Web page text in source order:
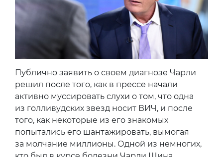
Публично заявить о своем диагнозе Чарли
решил после того, как в прессе начали
активно муссировать слухи о том, что одна
из голливудских звезд носит ВИЧ, и после
того, как некоторые из его знакомых
попытались его шантажировать, вымогая
за молчание миллионы. Одной из немногих,